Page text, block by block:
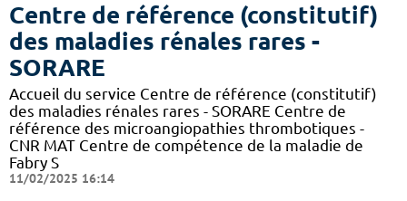
Centre de référence (constitutif)
des maladies rénales rares -
SORARE
Accueil du service Centre de référence (constitutif)
des maladies rénales rares - SORARE Centre de
référence des microangiopathies thrombotiques -
CNR MAT Centre de compétence de la maladie de
Fabry S
11/02/2025 16:14